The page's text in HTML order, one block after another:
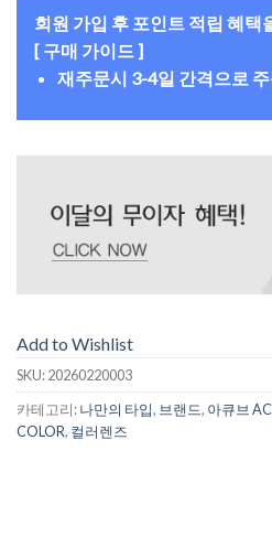
회원 가입 후 포인트 적립 혜택
[ 구매 가이드 ]
재주문시 3-4일 간격으로
Add to Wishlist
SKU:20260220003
카테고리:나만의 타입, 브랜드, 아큐브
COLOR, 컬러렌즈